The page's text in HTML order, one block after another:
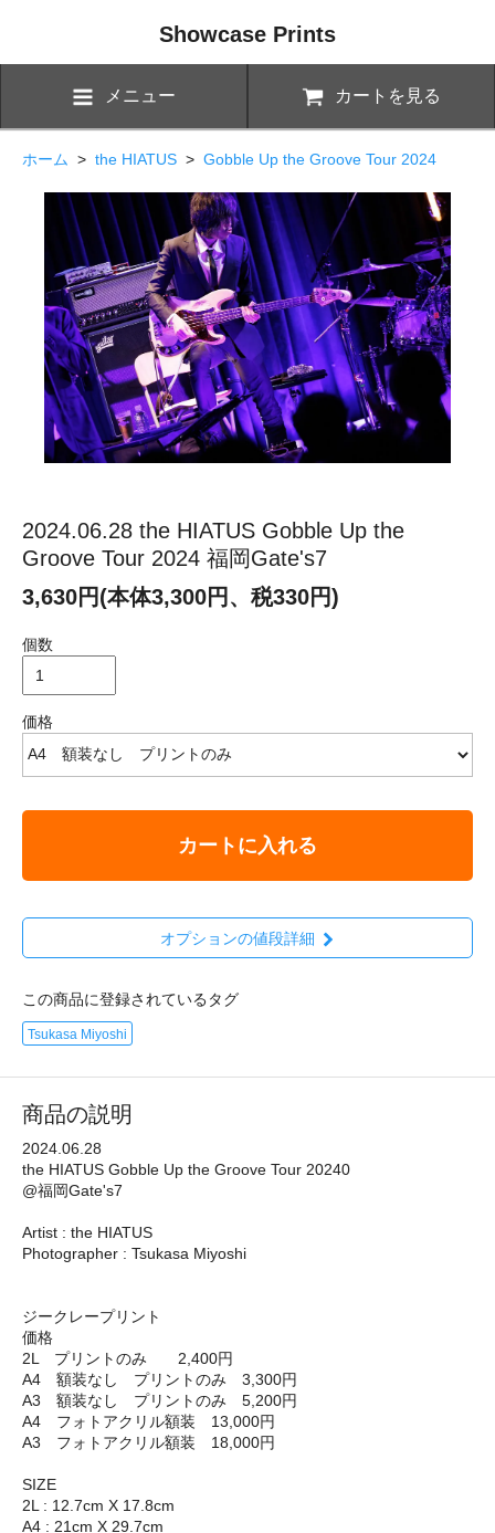
Showcase Prints
メニュー カートを見る
ホーム > the HIATUS > Gobble Up the Groove Tour 2024
2024.06.28 the HIATUS Gobble Up the
Groove Tour 2024 福岡Gate's7
3,630円(本体3,300円、税330円)
個数
価格
カートに入れる
オプションの値段詳細
この商品に登録されているタグ
Tsukasa Miyoshi
商品の説明
2024.06.28
the HIATUS Gobble Up the Groove Tour 20240
@福岡Gate's7
Artist : the HIATUS
Photographer : Tsukasa Miyoshi
ジークレープリント
価格
2L プリントのみ 2,400円
A4 額装なし プリントのみ 3,300円
A3 額装なし プリントのみ 5,200円
A4 フォトアクリル額装 13,000円
A3 フォトアクリル額装 18,000円
SIZE
2L : 12.7cm X 17.8cm
A4 : 21cm X 29.7cm